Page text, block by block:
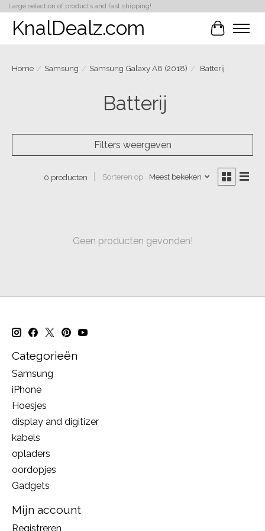
Large selection of products and fast shipping!
KnalDealz.com
Home / Samsung / Samsung Galaxy A8 (2018) / Batterij
Batterij
Filters weergeven
0 producten Sorteren op Meest bekeken
Geen producten gevonden!
Categorieën
Samsung
iPhone
Hoesjes
display and digitizer
kabels
opladers
oordopjes
Gadgets
Mijn account
Registreren